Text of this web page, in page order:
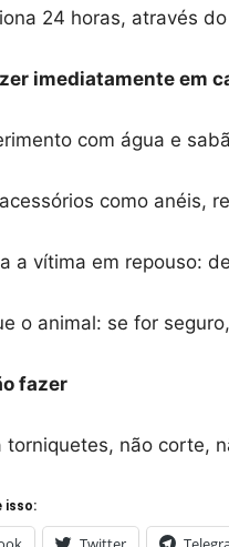
24 horas, através
imediatamente em
com água e
como anéis,
a vítima em repouso:
o animal: se for
fazer
torniquetes, não corte,
isso: